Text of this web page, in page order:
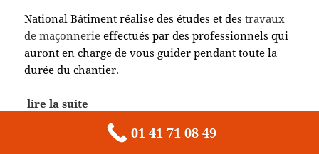
National Bâtiment réalise des études et destravaux
de maçonnerie effectués par des professionnels qui
auront en charge de vous guider pendant toute la
durée du chantier.
lire la suite
Plomberie, Électricité
01 41 71 08 49